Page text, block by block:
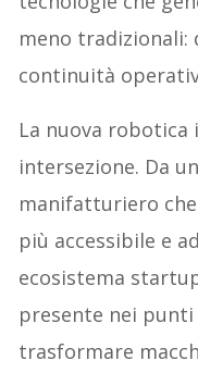
meno tradizionali:
continuità
La nuova robotica
intersezione. Da
manifatturiero
più accessibile e
ecosistema
presente nei punti
trasformare